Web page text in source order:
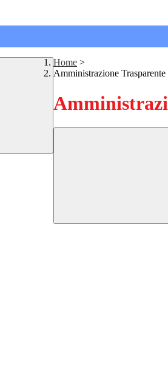
Home >
Amministrazione Trasparente